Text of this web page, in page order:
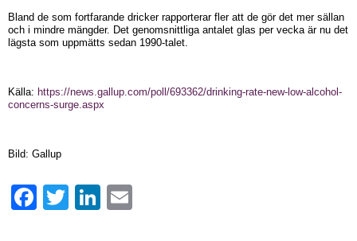
Bland de som fortfarande dricker rapporterar fler att de gör det mer sällan
och i mindre mängder. Det genomsnittliga antalet glas per vecka är nu det
lägsta som uppmätts sedan 1990-talet.
Källa: https://news.gallup.com/poll/693362/drinking-rate-new-low-alcohol-
concerns-surge.aspx
Bild: Gallup
FacebookTwitter LinkedIn